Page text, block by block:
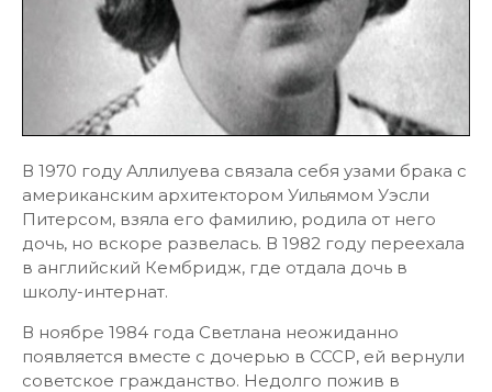
В 1970 году Аллилуева связала себя узами брака с
американским архитектором Уильямом Уэсли
Питерсом, взяла его фамилию, родила от него
дочь, но вскоре развелась. В 1982 году переехала
в английский Кембридж, где отдала дочь в
школу-интернат.
В ноябре 1984 года Светлана неожиданно
появляется вместе с дочерью в СССР, ей вернули
советское гражданство. Недолго пожив в